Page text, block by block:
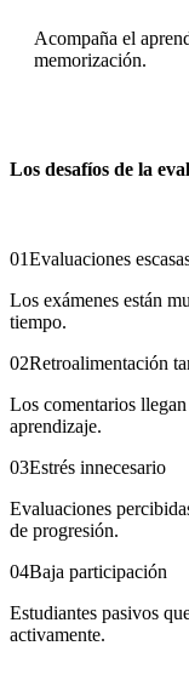
Acompaña el
memorización.
Los desafíos de la
01Evaluaciones
Los exámenes están
tiempo.
02Retroalimentación
Los comentarios
aprendizaje.
03Estrés innecesario
Evaluaciones
de progresión.
04Baja participación
Estudiantes pasivos
activamente.